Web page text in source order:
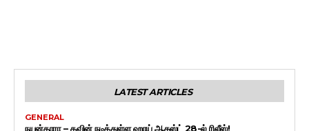
LATEST ARTICLES
GENERAL
நயன்தாரா – கவின் நடித்துள்ள ஹாய் ஆகஸ்ட் 28-ல் ரிலீஸ்!